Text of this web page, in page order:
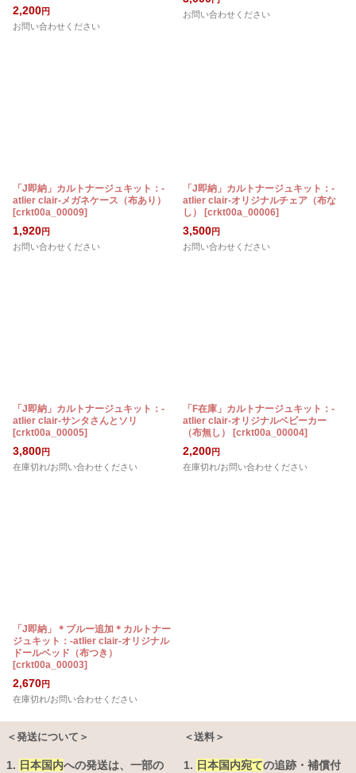
2,200円
お問い合わせください
お問い合わせください
「J即納」カルトナージュキット：-
atlier clair-メガネケース（布あり）
[crkt00a_00009]
1,920円
お問い合わせください
「J即納」カルトナージュキット：-
atlier clair-オリジナルチェア（布な
し）
[crkt00a_00006]
3,500円
お問い合わせください
「J即納」カルトナージュキット：-
atlier clair-サンタさんとソリ
[crkt00a_00005]
3,800円
在庫切れ/お問い合わせください
「F在庫」カルトナージュキット：-
atlier clair-オリジナルベビーカー
（布無し）
[crkt00a_00004]
2,200円
在庫切れ/お問い合わせください
「J即納」＊ブルー追加＊カルトナー
ジュキット：-atlier clair-オリジナル
ドールベッド（布つき）
[crkt00a_00003]
2,670円
在庫切れ/お問い合わせください
＜発送について＞
1. 日本国内への発送は、 一部の
＜送料＞
1. 日本国内宛ての追跡・補償付